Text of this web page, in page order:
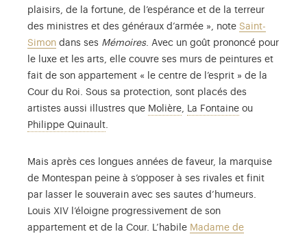
plaisirs, de la fortune, de l’espérance et de la terreur
des ministres et des généraux d’armée », note Saint-
Simon dans ses Mémoires. Avec un goût prononcé pour
le luxe et les arts, elle couvre ses murs de peintures et
fait de son appartement « le centre de l’esprit » de la
Cour du Roi. Sous sa protection, sont placés des
artistes aussi illustres que MolièreJean-Baptiste Poquelin
, La FontaineJean de La
ou
Philippe QuinaultPhilippe Quinault (1635-1688), poète,
.
Mais après ces longues années de faveur, la marquise
de Montespan peine à s’opposer à ses rivales et finit
par lasser le souverain avec ses sautes d’humeurs.
Louis XIV l’éloigne progressivement de son
appartement et de la Cour. L’habile Madame de